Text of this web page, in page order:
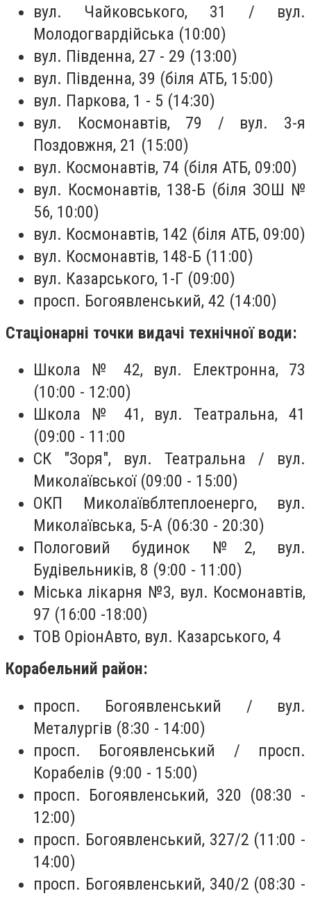
вул. Чайковського, 31 / вул.
Молодогвардійська (10:00)
вул. Південна, 27 - 29 (13:00)
вул. Південна, 39 (біля АТБ, 15:00)
вул. Паркова, 1 - 5 (14:30)
вул. Космонавтів, 79 / вул. 3-я
Поздовжня, 21 (15:00)
вул. Космонавтів, 74 (біля АТБ, 09:00)
вул. Космонавтів, 138-Б (біля ЗОШ №
56, 10:00)
вул. Космонавтів, 142 (біля АТБ, 09:00)
вул. Космонавтів, 148-Б (11:00)
вул. Казарського, 1-Г (09:00)
просп. Богоявленський, 42 (14:00)
Стаціонарні точки видачі технічної води:
Школа № 42, вул. Електронна, 73
(10:00 - 12:00)
Школа № 41, вул. Театральна, 41
(09:00 - 11:00
СК "Зоря", вул. Театральна / вул.
Миколаївської (09:00 - 15:00)
ОКП Миколаївблтеплоенерго, вул.
Миколаївська, 5-А (06:30 - 20:30)
Пологовий будинок №2, вул.
Будівельників, 8 (9:00 - 11:00)
Міська лікарня №3, вул. Космонавтів,
97 (16:00 -18:00)
ТОВ ОріонАвто, вул. Казарського, 4
Корабельний район:
просп. Богоявленський / вул.
Металургів (8:30 - 14:00)
просп. Богоявленський / просп.
Корабелів (9:00 - 15:00)
просп. Богоявленський, 320 (08:30 -
12:00)
просп. Богоявленський, 327/2 (11:00 -
14:00)
просп. Богоявленський, 340/2 (08:30 -